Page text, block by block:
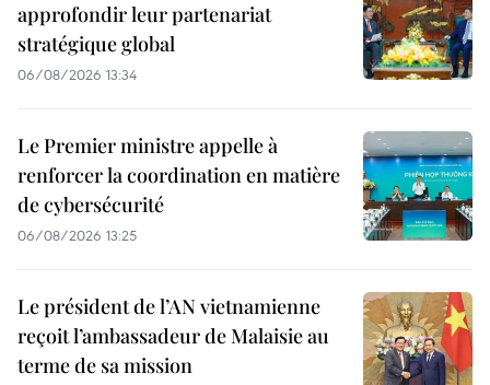
approfondir leur partenariat
stratégique global
06/08/2026 13:34
Le Premier ministre appelle à
renforcer la coordination en matière
de cybersécurité
06/08/2026 13:25
Le président de l’AN vietnamienne
reçoit l’ambassadeur de Malaisie au
terme de sa mission